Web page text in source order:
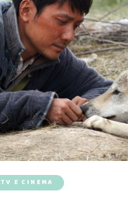
TV E CINEMA